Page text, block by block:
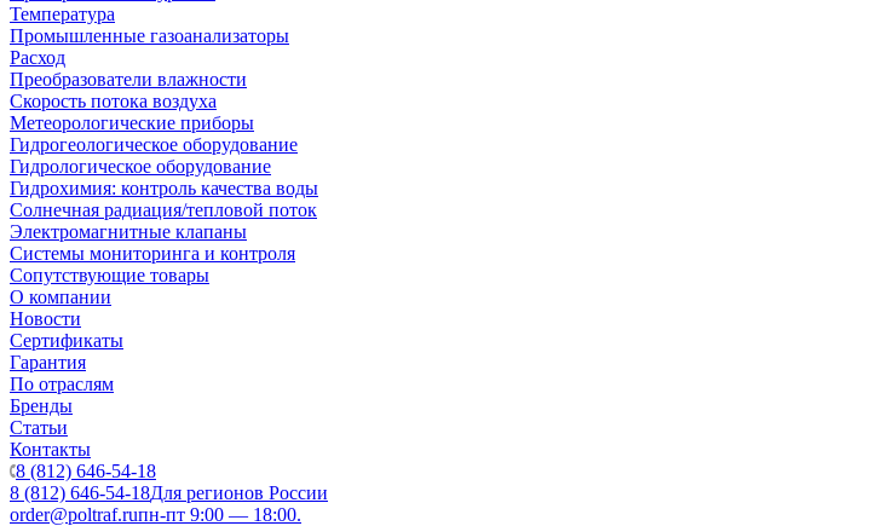
Температура
Промышленные газоанализаторы
Расход
Преобразователи влажности
Скорость потока воздуха
Метеорологические приборы
Гидрогеологическое оборудование
Гидрологическое оборудование
Гидрохимия: контроль качества воды
Солнечная радиация/тепловой поток
Электромагнитные клапаны
Системы мониторинга и контроля
Сопутствующие товары
О компании
Новости
Сертификаты
Гарантия
По отраслям
Бренды
Статьи
Контакты
8 (812) 646-54-18
8 (812) 646-54-18Для регионов России
order@poltraf.ruпн-пт 9:00 — 18:00.